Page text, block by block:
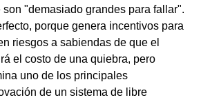
son "demasiado grandes para fallar".
porque genera incentivos para
riesgos a sabiendas de que el
el costo de una quiebra, pero
uno de los principales
de un sistema de libre